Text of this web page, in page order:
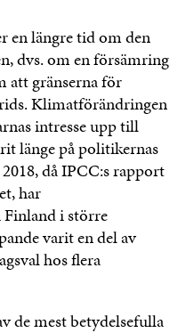
en längre tid om den
dvs. om en försämring
att gränserna för
Klimatförändringen
intresse upp till
länge på politikernas
då IPCC:s rapport
har
i större
varit en del av
hos flera
de mest betydelsefulla